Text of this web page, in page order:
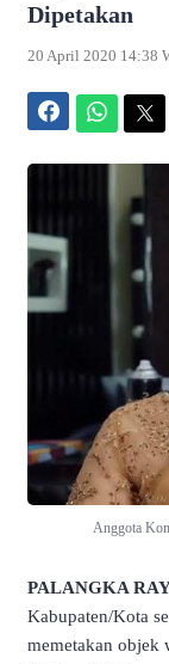
Dipetakan
20 April 2020 14:38
Anggota
PALANGKA
Kabupaten/Kota
memetakan objek